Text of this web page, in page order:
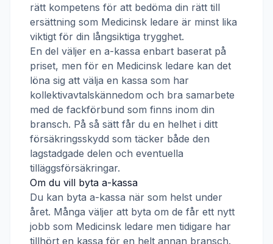
rätt kompetens för att bedöma din rätt till
ersättning som Medicinsk ledare är minst lika
viktigt för din långsiktiga trygghet.
En del väljer en a-kassa enbart baserat på
priset, men för en Medicinsk ledare kan det
löna sig att välja en kassa som har
kollektivavtalskännedom och bra samarbete
med de fackförbund som finns inom din
bransch. På så sätt får du en helhet i ditt
försäkringsskydd som täcker både den
lagstadgade delen och eventuella
tilläggsförsäkringar.
Om du vill byta a-kassa
Du kan byta a-kassa när som helst under
året. Många väljer att byta om de får ett nytt
jobb som Medicinsk ledare men tidigare har
tillhört en kassa för en helt annan bransch.